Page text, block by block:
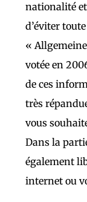
nationalité
d’éviter
«
votée en
de ces
très
vous
Dans la
également
internet ou